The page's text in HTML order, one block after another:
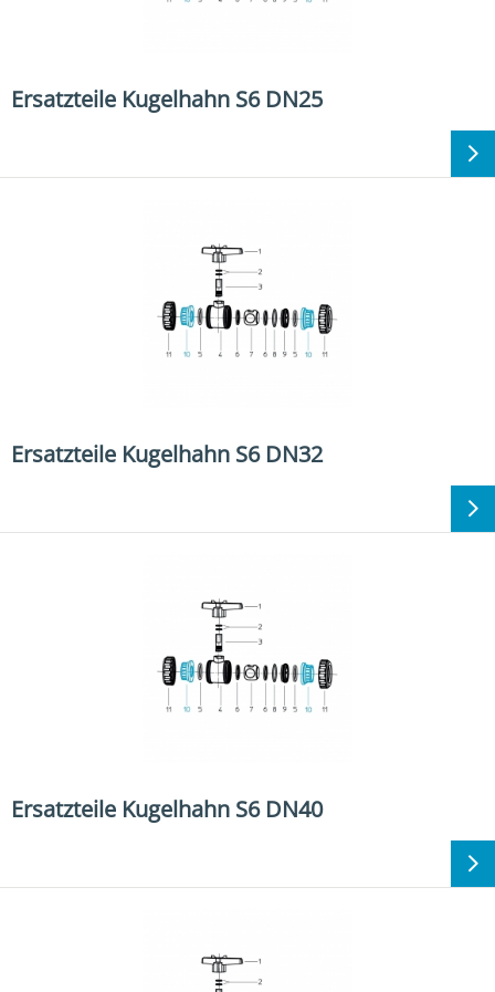
Ersatzteile Kugelhahn S6 DN25
Ersatzteile Kugelhahn S6 DN32
Ersatzteile Kugelhahn S6 DN40